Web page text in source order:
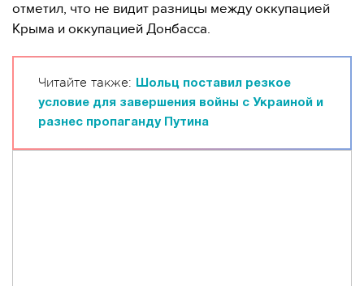
отметил, что не видит разницы между оккупацией
Крыма и оккупацией Донбасса.
Читайте также:
Шольц поставил резкое
условие для завершения войны с Украиной и
разнес пропаганду Путина